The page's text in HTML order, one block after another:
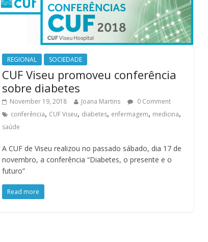
REGIONAL SOCIEDADE
CUF Viseu promoveu conferência
sobre diabetes
November 19, 2018 Joana Martins
0 Comment
conferência, CUF Viseu, diabetes, enfermagem, medicina,
saúde
A CUF de Viseu realizou no passado sábado, dia 17 de
novembro, a conferência “Diabetes, o presente e o
futuro”
Read more